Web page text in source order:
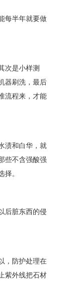
每半年就要做
次是小样测
器刷洗，最后
流程来，才能
渍和白华，就
些不含强酸强
。
后脏东西的侵
，防护处理在
紫外线把石材